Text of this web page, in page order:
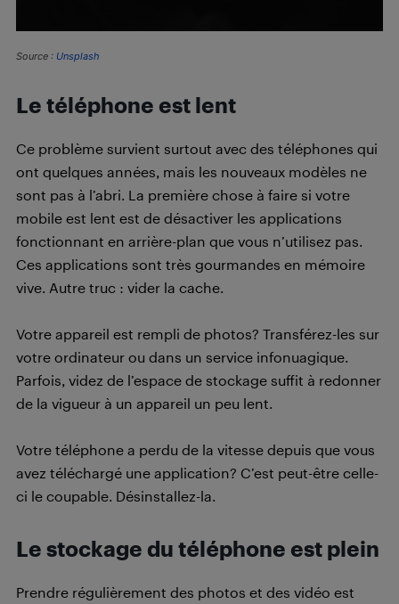
Source : Unsplash
Le téléphone est lent
Ce problème survient surtout avec des téléphones qui
ont quelques années, mais les nouveaux modèles ne
sont pas à l’abri. La première chose à faire si votre
mobile est lent est de désactiver les applications
fonctionnant en arrière-plan que vous n’utilisez pas.
Ces applications sont très gourmandes en mémoire
vive. Autre truc : vider la cache.
Votre appareil est rempli de photos? Transférez-les sur
votre ordinateur ou dans un service infonuagique.
Parfois, videz de l’espace de stockage suffit à redonner
de la vigueur à un appareil un peu lent.
Votre téléphone a perdu de la vitesse depuis que vous
avez téléchargé une application? C’est peut-être celle-
ci le coupable. Désinstallez-la.
Le stockage du téléphone est plein
Prendre régulièrement des photos et des vidéo est